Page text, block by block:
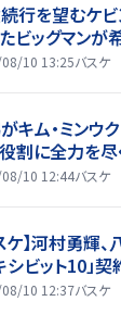
行を望むケビ
ビッグマンが
10 13:25バスケ
キム・ミンウ
割に全力を尽
10 12:44バスケ
ケ】河村勇輝
シビット10
10 12:37バスケ